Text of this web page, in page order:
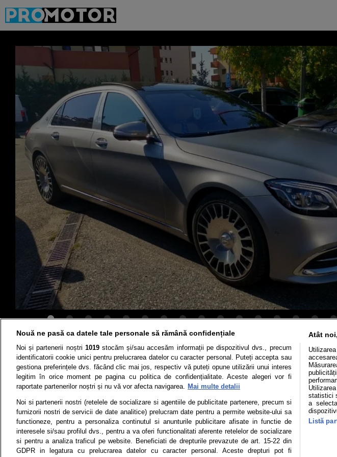
Știri Test drive Mașini electrice Utile
Termeni si conditii Politica de confidentialitate Politica
Toate drepturile rezervate | Citarea se poate face în limita a 250 de
monitorizare) nu poate reproduce integral scrierile
© 2026 - ARC MEDIA PUBLISHING SRL, Adresa: București, Sos
Nouă ne pasă ca datele tale personale să rămână confidențiale
Noi și partenerii noștri 1019stocăm și/sau accesăm informații pe dispozitivul dvs., precum
identificatorii cookie unici pentru prelucrarea datelor cu caracter personal. Puteți accepta sau
gestiona preferințele dvs. făcând clic mai jos, respectiv vă puteți opune utilizării unui interes
legitim în orice moment pe pagina cu politica de confidențialitate. Aceste alegeri vor fi
raportate partenerilor noștri și nu vă vor afecta navigarea. Mai multe detalii
Noi si partenerii nostri (retelele de socializare si agentiile de publicitate partenere, precum si
furnizorii nostri de servicii de date analitice) prelucram date pentru a permite website-ului sa
functioneze, pentru a personaliza continutul si anunturile publicitare afisate in functie de
interesele si/sau profilul dvs., pentru a va oferi functionalitati aferente retelelor de socializare
si pentru a analiza traficul pe website. Beneficiati de drepturile prevazute de art. 15-22 din
GDPR in legatura cu prelucrarea datelor cu caracter personal. Aceste drepturi pot fi
Atât
statistici
a
Listă